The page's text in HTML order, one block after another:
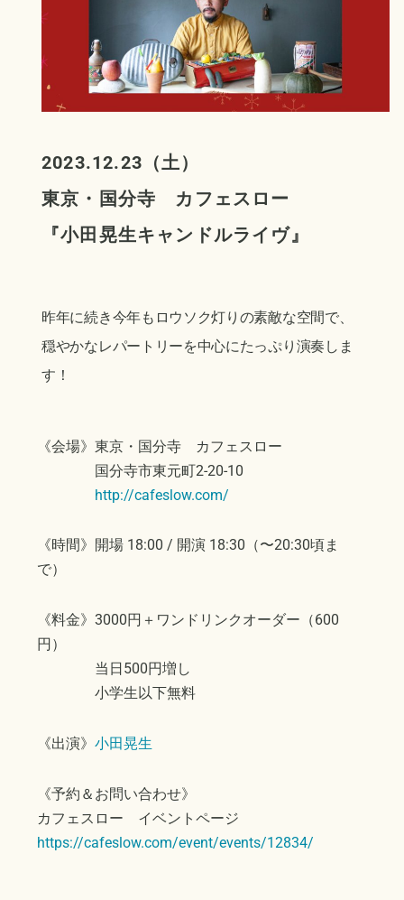
2023.12.23（土）
東京・国分寺 カフェスロー
『小田晃生キャンドルライヴ』
昨年に続き今年もロウソク灯りの素敵な空間で、
穏やかなレパートリーを中心にたっぷり演奏しま
す！
《会場》東京・国分寺 カフェスロー
国分寺市東元町2-20-10
http://cafeslow.com/
《時間》開場 18:00 / 開演 18:30（〜20:30頃ま
で）
《料金》3000円＋ワンドリンクオーダー（600
円）
当日500円増し
小学生以下無料
《出演》 小田晃生
《予約＆お問い合わせ》
カフェスロー イベントページ
https://cafeslow.com/event/events/12834/